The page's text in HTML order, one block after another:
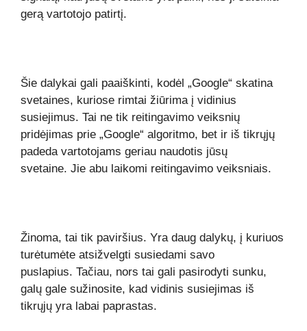
gerą vartotojo patirtį.
Šie dalykai gali paaiškinti, kodėl „Google“ skatina
svetaines, kuriose rimtai žiūrima į vidinius
susiejimus. Tai ne tik reitingavimo veiksnių
pridėjimas prie „Google“ algoritmo, bet ir iš tikrųjų
padeda vartotojams geriau naudotis jūsų
svetaine. Jie abu laikomi reitingavimo veiksniais.
Žinoma, tai tik paviršius. Yra daug dalykų, į kuriuos
turėtumėte atsižvelgti susiedami savo
puslapius. Tačiau, nors tai gali pasirodyti sunku,
galų gale sužinosite, kad vidinis susiejimas iš
tikrųjų yra labai paprastas.